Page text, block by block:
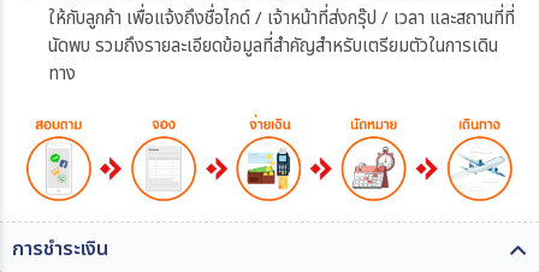
ให้กับลูกค้า เพื่อแจ้งถึงชื่อไกด์ / เจ้าหน้าที่ส่งกรุ๊ป / เวลา และสถานที่ที่
นัดพบ รวมถึงรายละเอียดข้อมูลที่สำคัญสำหรับเตรียมตัวในการเดิน
ทาง
การชำระเงิน